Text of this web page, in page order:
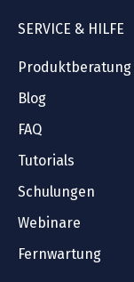
SERVICE & HILFE
Produktberatung
Blog
FAQ
Tutorials
Schulungen
Webinare
Fernwartung